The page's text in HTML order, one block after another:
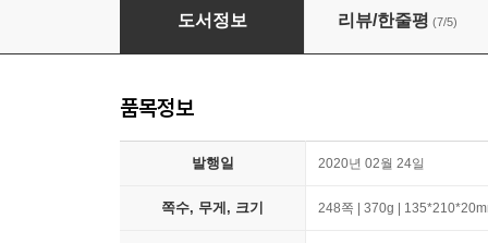
다시, 쓰는, 세계
도서정보 리뷰/한줄평 (7/5)
품목정보
발행일 2020년 02월 24일
쪽수, 무게, 크기 248쪽 | 370g |